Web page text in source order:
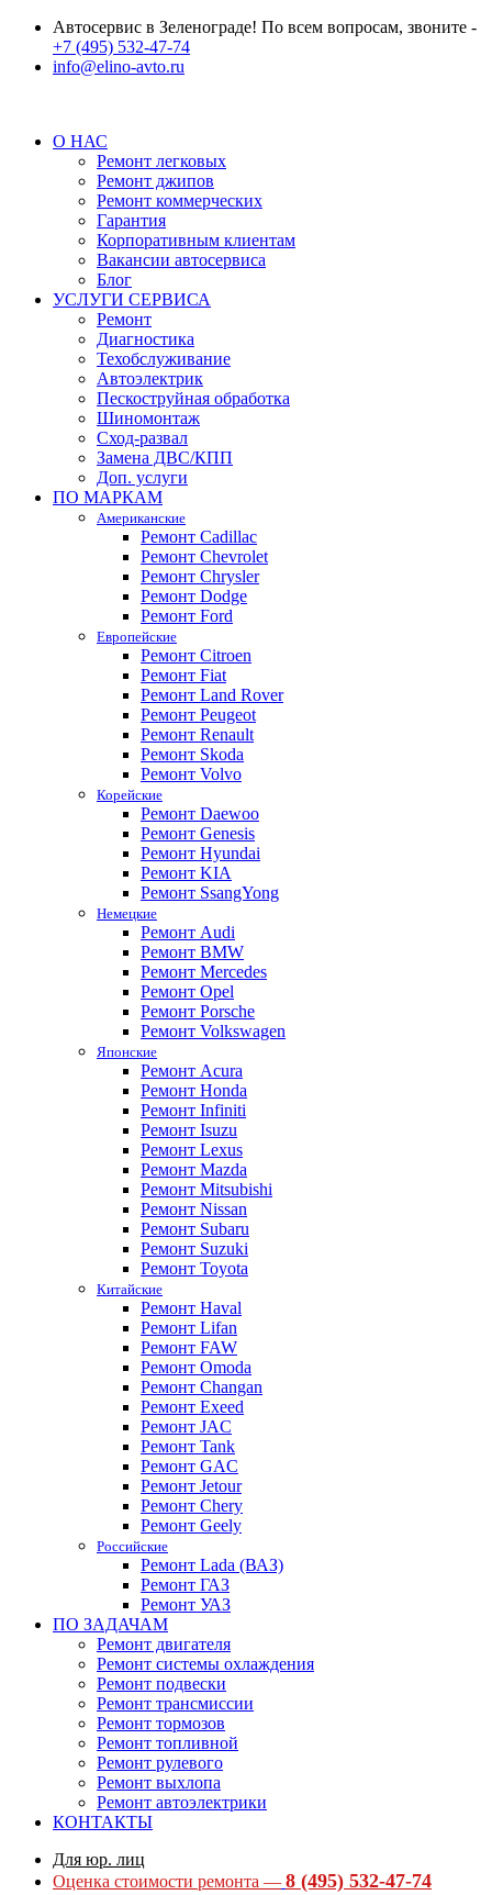
Автосервис в Зеленограде! По всем вопросам, звоните -
+7 (495) 532-47-74
info@elino-avto.ru
О НАС
Ремонт легковых
Ремонт джипов
Ремонт коммерческих
Гарантия
Корпоративным клиентам
Вакансии автосервиса
Блог
УСЛУГИ СЕРВИСА
Ремонт
Диагностика
Техобслуживание
Автоэлектрик
Пескоструйная обработка
Шиномонтаж
Сход-развал
Замена ДВС/КПП
Доп. услуги
ПО МАРКАМ
Американские
Ремонт Cadillac
Ремонт Chevrolet
Ремонт Chrysler
Ремонт Dodge
Ремонт Ford
Европейские
Ремонт Citroen
Ремонт Fiat
Ремонт Land Rover
Ремонт Peugeot
Ремонт Renault
Ремонт Skoda
Ремонт Volvo
Корейские
Ремонт Daewoo
Ремонт Genesis
Ремонт Hyundai
Ремонт KIA
Ремонт SsangYong
Немецкие
Ремонт Audi
Ремонт BMW
Ремонт Mercedes
Ремонт Opel
Ремонт Porsche
Ремонт Volkswagen
Японские
Ремонт Acura
Ремонт Honda
Ремонт Infiniti
Ремонт Isuzu
Ремонт Lexus
Ремонт Mazda
Ремонт Mitsubishi
Ремонт Nissan
Ремонт Subaru
Ремонт Suzuki
Ремонт Toyota
Китайские
Ремонт Haval
Ремонт Lifan
Ремонт FAW
Ремонт Omoda
Ремонт Changan
Ремонт Exeed
Ремонт JAC
Ремонт Tank
Ремонт GAC
Ремонт Jetour
Ремонт Chery
Ремонт Geely
Российские
Ремонт Lada (ВАЗ)
Ремонт ГАЗ
Ремонт УАЗ
ПО ЗАДАЧАМ
Ремонт двигателя
Ремонт системы охлаждения
Ремонт подвески
Ремонт трансмиссии
Ремонт тормозов
Ремонт топливной
Ремонт рулевого
Ремонт выхлопа
Ремонт автоэлектрики
КОНТАКТЫ
Для юр. лиц
Оценка стоимости ремонта — 8 (495) 532-47-74